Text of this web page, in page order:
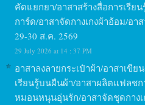
คัดแยกยา/อาสาสร้างสื่อการเรี
การ์ด/อาสาจัดกางเกงผ้าอ้อม/อ
29-30 ส.ค. 2569
29 July 2026 at 14 : 37 PM
อาสาลงลายกระเป๋าผ้า/อาสาเขี
เรียนรู้บนผืนผ้า/อาสาผลิตแฟลช
หมอนหนุนอุ่นรัก/อาสาจัดชุดกาง